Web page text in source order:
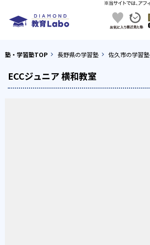
塾・学習塾TOP 長野県の学習塾 佐久市の学習塾
ECCジュニア 横和教室